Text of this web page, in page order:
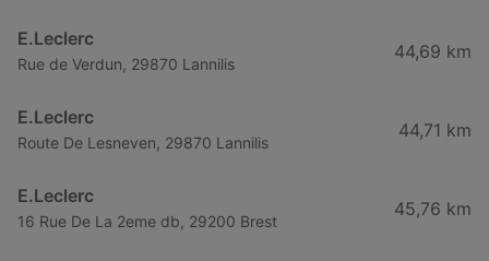
E.Leclerc
Rue de Verdun, 29870 Lannilis
44,69 km
E.Leclerc
Route De Lesneven, 29870 Lannilis
44,71 km
E.Leclerc
16 Rue De La 2eme db, 29200 Brest
45,76 km